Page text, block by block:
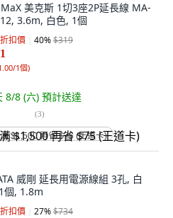
美克斯 1切3座2P延長線 MA-
3.6m, 白色, 1個
扣價 40%$319
1個)
8/8 (六) 預計送達
(3)
满 $1,500 再省 $75 (王道卡)
威剛 延長用電源線組 3孔, 白
個, 1.8m
扣價 27%$734